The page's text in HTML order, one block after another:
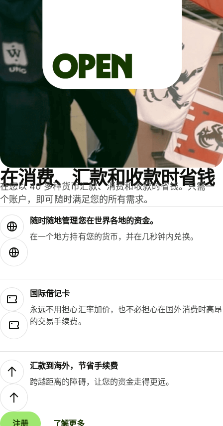
在消费、汇款和收款时省钱
在您以 40 多种货币汇款、消费和收款时省钱。只需一
个账户，即可随时满足您的所有需求。
随时随地管理您在世界各地的资金。
在一个地方持有您的货币，并在几秒钟内兑换。
国际借记卡
永远不用担心汇率加价，也不必担心在国外消费时高昂
的交易手续费。
汇款到海外，节省手续费
跨越距离的障碍，让您的资金走得更远。
注册 了解更多